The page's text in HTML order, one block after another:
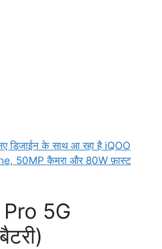
डिजाईन के साथ आ रहा है iQOO
50MP कैमरा और 80W फ़ास्ट
5G